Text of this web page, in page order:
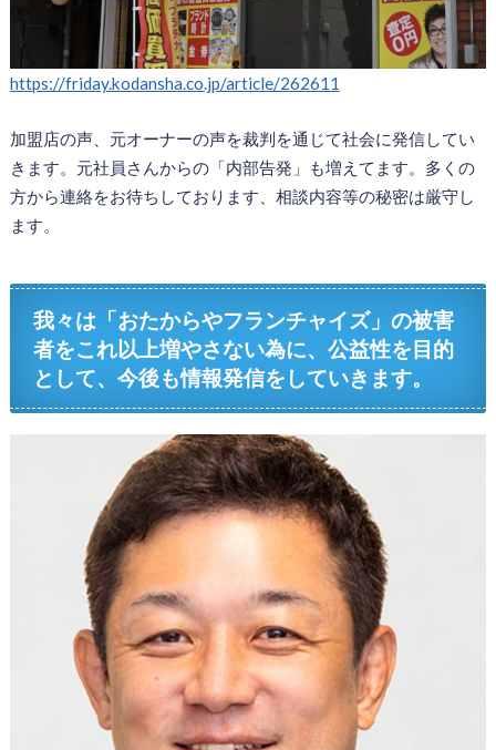
https://friday.kodansha.co.jp/article/262611
加盟店の声、元オーナーの声を裁判を通じて社会に発信してい
きます。元社員さんからの「内部告発」も増えてます。多くの
方から連絡をお待ちしております、相談内容等の秘密は厳守し
ます。
我々は「おたからやフランチャイズ」の被害
者をこれ以上増やさない為に、公益性を目的
として、今後も情報発信をしていきます。